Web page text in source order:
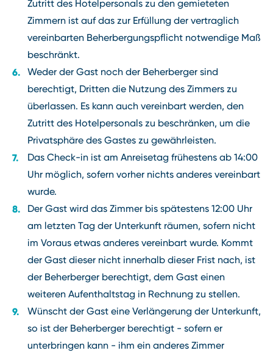
Zutritt des Hotelpersonals zu den gemieteten
Zimmern ist auf das zur Erfüllung der vertraglich
vereinbarten Beherbergungspflicht notwendige Maß
beschränkt.
Weder der Gast noch der Beherberger sind
berechtigt, Dritten die Nutzung des Zimmers zu
überlassen. Es kann auch vereinbart werden, den
Zutritt des Hotelpersonals zu beschränken, um die
Privatsphäre des Gastes zu gewährleisten.
Das Check-in ist am Anreisetag frühestens ab 14:00
Uhr möglich, sofern vorher nichts anderes vereinbart
wurde.
Der Gast wird das Zimmer bis spätestens 12:00 Uhr
am letzten Tag der Unterkunft räumen, sofern nicht
im Voraus etwas anderes vereinbart wurde. Kommt
der Gast dieser nicht innerhalb dieser Frist nach, ist
der Beherberger berechtigt, dem Gast einen
weiteren Aufenthaltstag in Rechnung zu stellen.
Wünscht der Gast eine Verlängerung der Unterkunft,
so ist der Beherberger berechtigt - sofern er
unterbringen kann - ihm ein anderes Zimmer